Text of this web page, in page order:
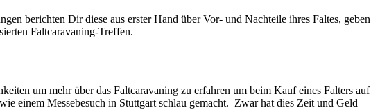
berichten Dir diese aus erster Hand über Vor- und Nachteile ihres Faltes, geben
Faltcaravaning-Treffen.
um mehr über das Faltcaravaning zu erfahren um beim Kauf eines Falters auf
einem Messebesuch in Stuttgart schlau gemacht. Zwar hat dies Zeit und Geld